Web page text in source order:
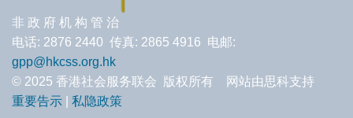
非 政 府 机 构 管 治
电话: 2876 2440 传真: 2865 4916 电邮:
gpp@hkcss.org.hk
© 2025 香港社会服务联会 版权所有 网站由思科支持
重要告示
私隐政策